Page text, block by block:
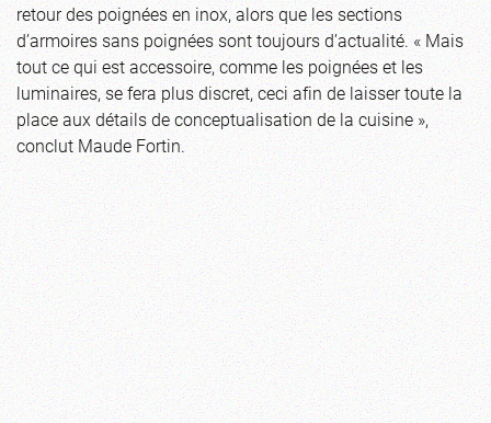
retour des poignées en inox, alors que les sections
d’armoires sans poignées sont toujours d’actualité. « Mais
tout ce qui est accessoire, comme les poignées et les
luminaires, se fera plus discret, ceci afin de laisser toute la
place aux détails de conceptualisation de la cuisine »,
conclut Maude Fortin.